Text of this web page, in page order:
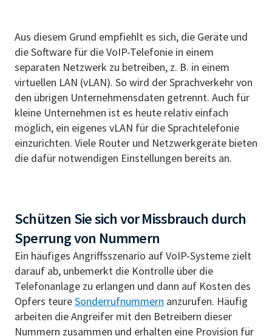
Aus diesem Grund empfiehlt es sich, die Geräte und
die Software für die VoIP-Telefonie in einem
separaten Netzwerk zu betreiben, z. B. in einem
virtuellen LAN (vLAN). So wird der Sprachverkehr von
den übrigen Unternehmensdaten getrennt. Auch für
kleine Unternehmen ist es heute relativ einfach
möglich, ein eigenes vLAN für die Sprachtelefonie
einzurichten. Viele Router und Netzwerkgeräte bieten
die dafür notwendigen Einstellungen bereits an.
Schützen Sie sich vor Missbrauch durch
Sperrung von Nummern
Ein häufiges Angriffsszenario auf VoIP-Systeme zielt
darauf ab, unbemerkt die Kontrolle über die
Telefonanlage zu erlangen und dann auf Kosten des
Opfers teureSonderrufnummern anzurufen. Häufig
arbeiten die Angreifer mit den Betreibern dieser
Nummern zusammen und erhalten eine Provision für